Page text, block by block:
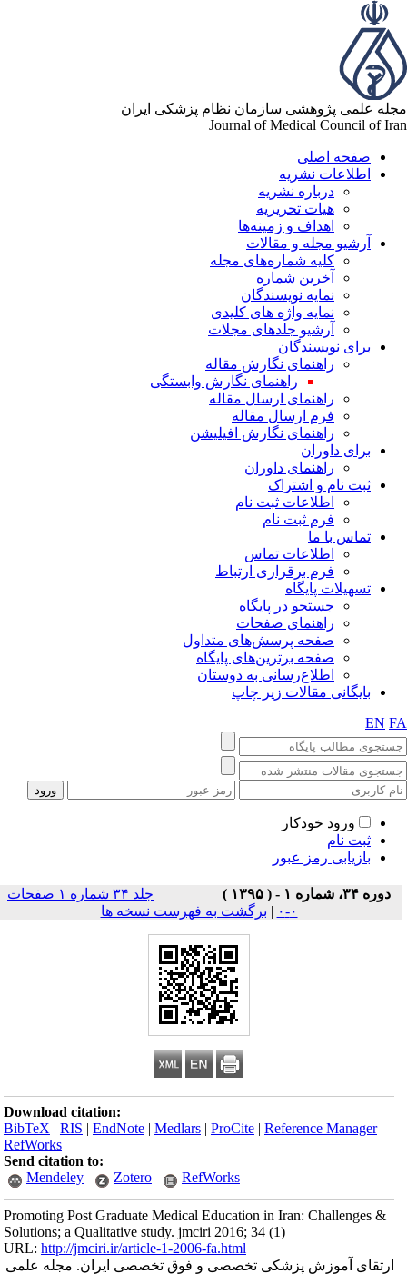
علمی پژوهشی سازمان نظام پزشکی ایران
Journal of Medical Council of
صفحه اصلی
اطلاعات نشریه
درباره نشریه
هیات تحریریه
اهداف و زمینه‌ها
آرشیو مجله و مقالات
کلیه شماره‌های مجله
آخرین شماره
نمایه نویسندگان
نمایه واژه های کلیدی
آرشیو جلدهای مجلات
برای نویسندگان
راهنمای نگارش مقاله
راهنمای نگارش وابستگی
راهنمای ارسال مقاله
فرم ارسال مقاله
راهنمای نگارش افیلیشن
برای داوران
راهنمای داوران
ثبت نام و اشتراک
اطلاعات ثبت نام
فرم ثبت نام
تماس با ما
اطلاعات تماس
فرم برقراری ارتباط
تسهیلات پایگاه
جستجو در پایگاه
راهنمای صفحات
صفحه پرسش‌های متداول
صفحه برترین‌های پایگاه
اطلاع‌رسانی به دوستان
بایگانی مقالات زیر چاپ
EN
ورود خودکار
ثبت نام
بازیابی رمز عبور
دوره ۳۴، شماره ۱ - ( ۱۳۹۵ )
جلد ۳۴ شماره ۱ صفحات
| برگشت به فهرست نسخه ها
Download citation:
BibTeX |RIS |EndNote |Medlars |ProCite |Reference Manager
RefWorks
Send citation to:
Mendeley
Zotero RefWorks
Promoting Post Graduate Medical Education in Iran: Challenges &
Solutions; a Qualitative study. jmciri 2016; 34 (1)
URL:http://jmciri.ir/article-1-2006-fa.html
ارتقای آموزش پزشکی تخصصی و فوق تخصصی ایران. مجله علمی